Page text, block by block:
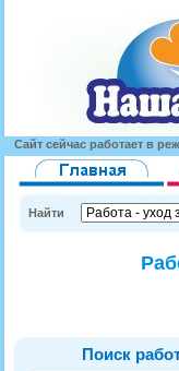
Сайт сейчас работает в
Найти
Поиск